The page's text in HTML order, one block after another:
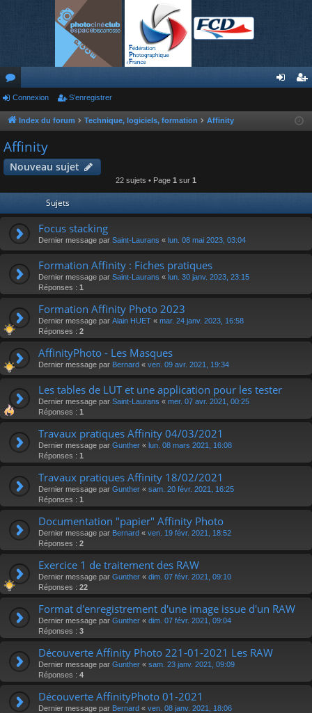
or
u
m
s
nr
Connexion S’enregistrer
Index du forum Technique, logiciels, formation Affinity
Affinity
Nouveau sujet
22 sujets • Page 1 sur 1
Sujets
Focus stacking
Dernier message par Saint-Laurans « lun. 08 mai 2023, 03:04
Formation Affinity : Fiches pratiques
Dernier message par Saint-Laurans « lun. 30 janv. 2023, 23:15
Réponses : 1
Formation Affinity Photo 2023
Dernier message par Alain HUET « mar. 24 janv. 2023, 16:58
Réponses : 2
AffinityPhoto - Les Masques
Dernier message par Bernard « ven. 09 avr. 2021, 19:34
Les tables de LUT et une application pour les tester
Dernier message par Saint-Laurans « mer. 07 avr. 2021, 00:25
Réponses : 1
Travaux pratiques Affinity 04/03/2021
Dernier message par Gunther « lun. 08 mars 2021, 16:08
Réponses : 1
Travaux pratiques Affinity 18/02/2021
Dernier message par Gunther « sam. 20 févr. 2021, 16:25
Réponses : 1
Documentation "papier" Affinity Photo
Dernier message par Bernard « ven. 19 févr. 2021, 18:52
Réponses : 2
Exercice 1 de traitement des RAW
Dernier message par Gunther « dim. 07 févr. 2021, 09:10
Réponses : 22
Format d'enregistrement d'une image issue d'un RAW
Dernier message par Gunther « dim. 07 févr. 2021, 09:04
Réponses : 3
Découverte Affinity Photo 221-01-2021 Les RAW
Dernier message par Gunther « sam. 23 janv. 2021, 09:09
Réponses : 4
Découverte AffinityPhoto 01-2021
Dernier message par Bernard « ven. 08 janv. 2021, 18:06